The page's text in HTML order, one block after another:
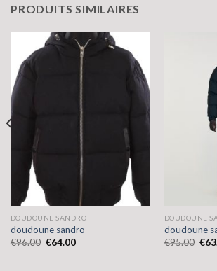
PRODUITS SIMILAIRES
DOUDOUNE SANDRO
doudoune sandro
€96.00 €64.00
DOUDOUNE
doudoune
€95.00 €